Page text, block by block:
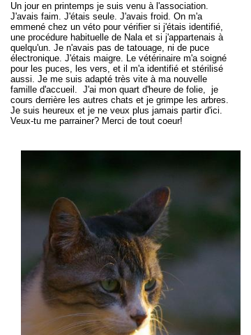
Un jour en printemps je suis venu à l'association.
J'avais faim. J'étais seule. J'avais froid. On m'a
emmené chez un véto pour vérifier si j'étais identifié,
une procédure habituelle de Nalaet si j'appartenais à
quelqu'un. Je n'avais pas de tatouage, ni de puce
électronique. J'étais maigre. Le vétérinaire m'a soigné
pour les puces, les vers, et il m'a identifié et stérilisé
aussi. Je me suis adapté très vite à ma nouvelle
famille d'accueil. J'ai mon quart d'heure de folie, je
cours derrière les autres chats et je grimpe les arbres.
Je suis heureux et je ne veux plus jamais partir d'ici.
Veux-tu me parrainer? Merci de tout coeur!